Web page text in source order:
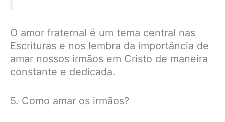
O amor fraternal é um tema central nas
Escrituras e nos lembra da importância de
amar nossos irmãos em Cristo de maneira
constante e dedicada.
5. Como amar os irmãos?